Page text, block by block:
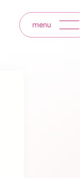
menu